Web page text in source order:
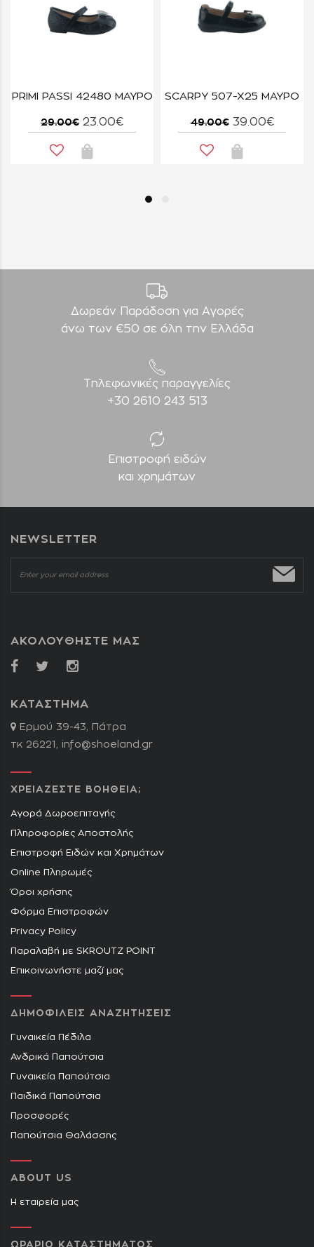
PRIMI PASSI 42480 ΜΑΥΡΟ
29.00€ 23.00€
SCARPY 507-X25 ΜΑΥΡΟ
49.00€ 39.00€
Δωρεάν Παράδοση για Aγορές
άνω των €50 σε όλη την Ελλάδα
Τηλεφωνικές παραγγελίες
+30 2610 243 513
Επιστροφή ειδών
και χρημάτων
NEWSLETTER
ΑΚΟΛΟΥΘΗΣΤΕ ΜΑΣ
ΚΑΤΑΣΤΗΜΑ
Ερμού 39-43, Πάτρα
τκ 26221, info@shoeland.gr
ΧΡΕΙΑΖΕΣΤΕ ΒΟΗΘΕΙΑ;
Αγορά Δωροεπιταγής
Πληροφορίες Αποστολής
Επιστροφή Ειδών και Χρημάτων
Online Πληρωμές
Όροι χρήσης
Φόρμα Επιστροφών
Privacy Policy
Παραλαβή με SKROUTZ POINT
Επικοινωνήστε μαζί μας
ΔΗΜΟΦΙΛΕΙΣ ΑΝΑΖΗΤΗΣΕΙΣ
Γυναικεία Πέδιλα
Ανδρικά Παπούτσια
Γυναικεία Παπούτσια
Παιδικά Παπούτσια
Προσφορές
Παπούτσια Θαλάσσης
ABOUT US
Η εταιρεία μας
ΩΡΑΡΙΟ ΚΑΤΑΣΤΗΜΑΤΟΣ